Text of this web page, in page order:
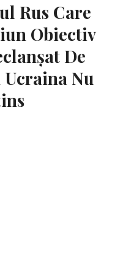
Rus Care
Obiectiv
De
Nu